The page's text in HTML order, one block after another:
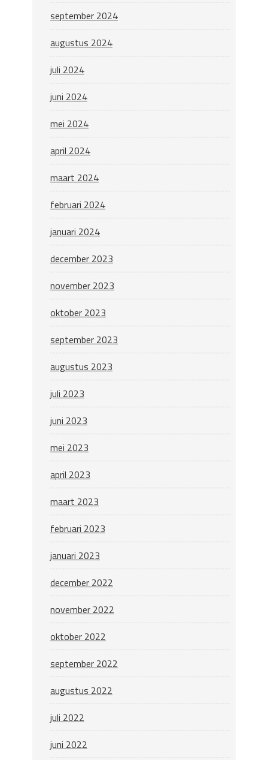
september 2024
augustus 2024
juli 2024
juni 2024
mei 2024
april 2024
maart 2024
februari 2024
januari 2024
december 2023
november 2023
oktober 2023
september 2023
augustus 2023
juli 2023
juni 2023
mei 2023
april 2023
maart 2023
februari 2023
januari 2023
december 2022
november 2022
oktober 2022
september 2022
augustus 2022
juli 2022
juni 2022